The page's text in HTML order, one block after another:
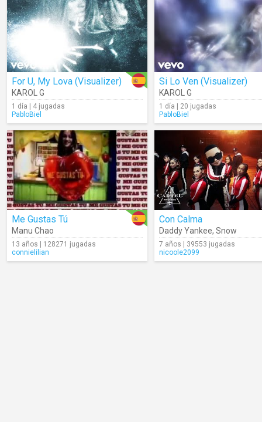
For U, My Lova (Visualizer)
KAROL G
1 día | 4 jugadas
PabloBiel
Si Lo Ven (Visualizer)
KAROL G
1 día | 20 jugadas
PabloBiel
Me Gustas Tú
Manu Chao
13 años | 128271 jugadas
connielilian
Con Calma
Daddy Yankee, Snow
7 años | 39553 jugadas
nicoole2099